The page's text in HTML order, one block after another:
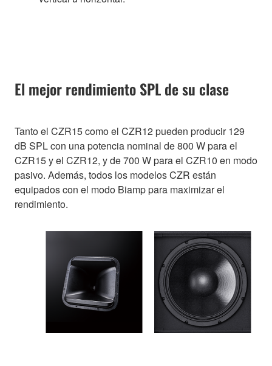
El mejor rendimiento SPL de su clase
Tanto el CZR15 como el CZR12 pueden producir 129
dB SPL con una potencia nominal de 800 W para el
CZR15 y el CZR12, y de 700 W para el CZR10 en modo
pasivo. Además, todos los modelos CZR están
equipados con el modo Biamp para maximizar el
rendimiento.